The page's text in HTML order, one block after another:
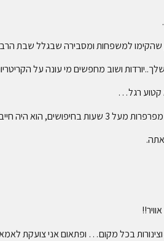
שהקימו למשפחות ומסבירה שבגלל שבת
קטוע רגל…
חייב לעזור לזהות
בכל מקום… ופתאום אני צועקת